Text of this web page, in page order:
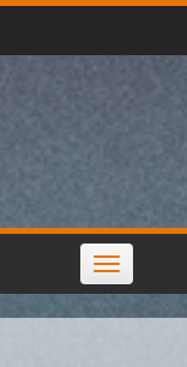
Toggle
navigation